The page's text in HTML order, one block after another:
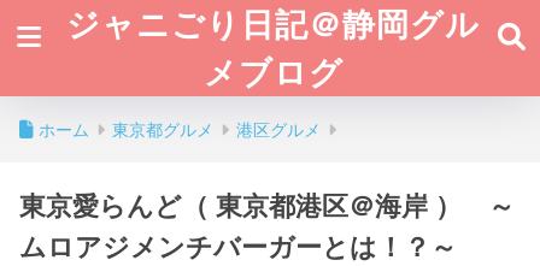
ジャニごり日記＠静岡グル
メブログ
ホーム 東京都グルメ 港区グルメ
東京愛らんど（ 東京都港区＠海岸 ） ～
ムロアジメンチバーガーとは！？～